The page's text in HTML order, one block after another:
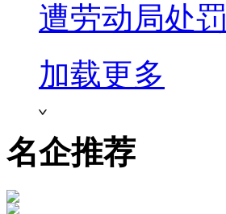
遭劳动局处罚
加载更多
名企推荐